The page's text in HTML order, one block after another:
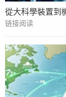
從大科學裝置到
链接阅读